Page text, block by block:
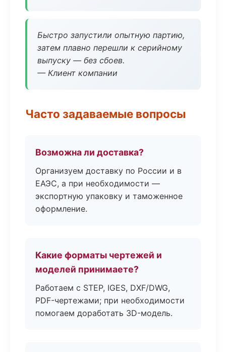
Быстро запустили опытную партию,
затем плавно перешли к серийному
выпуску — без сбоев.
— Клиент компании
Часто задаваемые вопросы
Возможна ли доставка?
Организуем доставку по России и в
ЕАЭС, а при необходимости —
экспортную упаковку и таможенное
оформление.
Какие форматы чертежей и
моделей принимаете?
Работаем с STEP, IGES, DXF/DWG,
PDF-чертежами; при необходимости
помогаем доработать 3D-модель.